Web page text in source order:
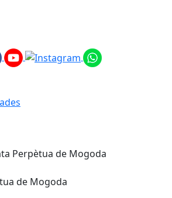
Perpètua de Mogoda
de Mogoda